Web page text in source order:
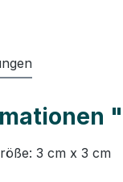
3 cm x 3 cm